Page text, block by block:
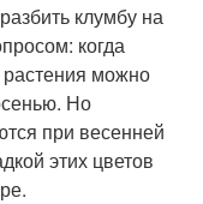
клумбу на
когда
можно
Но
при весенней
этих цветов